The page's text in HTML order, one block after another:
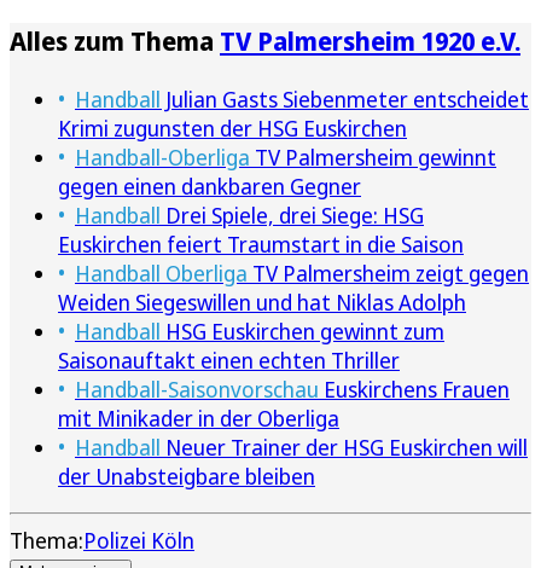
Alles zum Thema TV Palmersheim 1920 e.V.
Handball Julian Gasts Siebenmeter entscheidet
Krimi zugunsten der HSG Euskirchen
Handball-Oberliga TV Palmersheim gewinnt
gegen einen dankbaren Gegner
Handball Drei Spiele, drei Siege: HSG
Euskirchen feiert Traumstart in die Saison
Handball Oberliga TV Palmersheim zeigt gegen
Weiden Siegeswillen und hat Niklas Adolph
Handball HSG Euskirchen gewinnt zum
Saisonauftakt einen echten Thriller
Handball-Saisonvorschau Euskirchens Frauen
mit Minikader in der Oberliga
Handball Neuer Trainer der HSG Euskirchen will
der Unabsteigbare bleiben
Thema:Polizei Köln